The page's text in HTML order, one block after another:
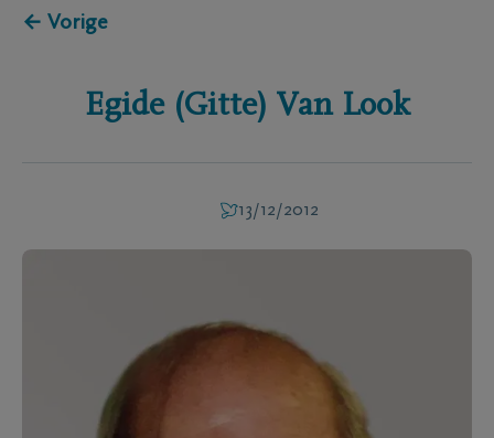
← Vorige
Egide (Gitte) Van Look
13/12/2012